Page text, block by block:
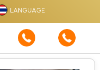
LANGUAGE